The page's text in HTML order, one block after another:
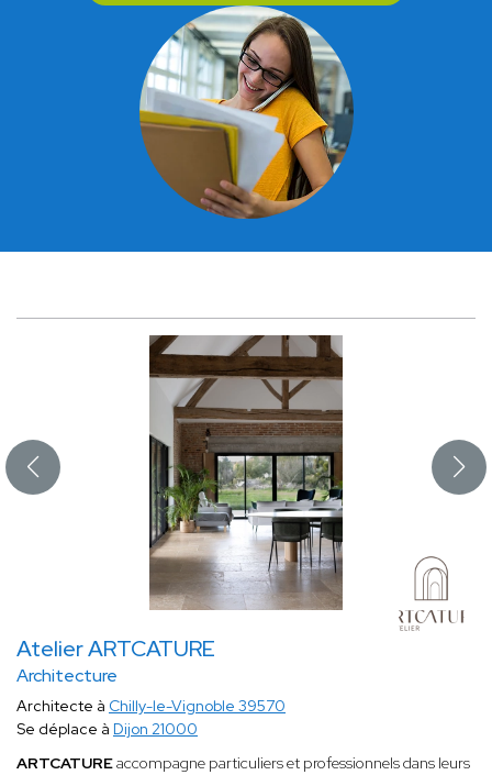
Atelier ARTCATURE
Architecture
Architecte à Chilly-le-Vignoble 39570
Se déplace à Dijon 21000
ARTCATUREaccompagne particuliers et professionnels dans leurs